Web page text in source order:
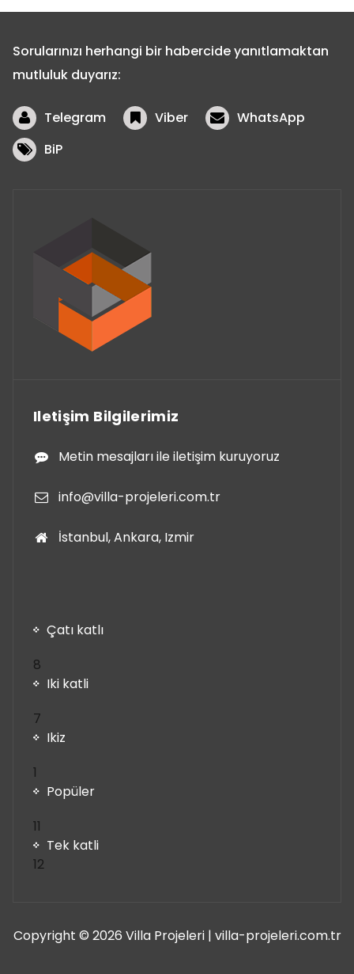
Sorularınızı herhangi bir habercide yanıtlamaktan
mutluluk duyarız:
Telegram Viber
WhatsApp
BiP
Iletişim Bilgilerimiz
Metin mesajları ile iletişim kuruyoruz
info@villa-projeleri.com.tr
İstanbul, Ankara, Izmir
Çatı katlı
8
ürün
Iki katli
7
ürün
Ikiz
1
ürün
Popüler
11
ürün
Tek katli
1212
Copyright © 2026 Villa Projeleri | villa-projeleri.com.tr